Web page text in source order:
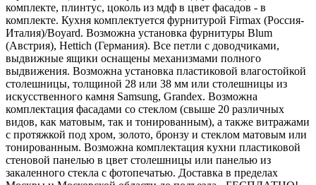
комплекте, плинтус, цоколь из мдф в цвет фасадов - в
комплекте. Кухня комплектуется фурнитурой Firmax (Россия-
Италия)/Boyard. Возможна установка фурнитуры Blum
(Австрия), Hettich (Германия). Все петли с доводчиками,
выдвижные ящики оснащены механизмами полного
выдвижения. Возможна установка пластиковой влагостойкой
столешницы, толщиной 28 или 38 мм или столешницы из
искусственного камня Samsung, Grandex. Возможна
комплектация фасадами со стеклом (свыше 20 различных
видов, как матовым, так и тонированным), а также витражами
с протяжкой под хром, золото, бронзу и стеклом матовым или
тонированным. Возможна комплектация кухни пластиковой
стеновой панелью в цвет столешницы или панелью из
закаленного стекла с фотопечатью. Доставка в пределах